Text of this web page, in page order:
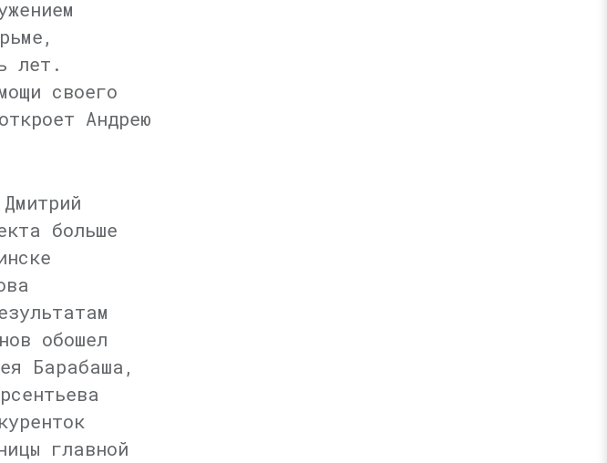
лет.
своего
Андрею
больше
обошел
Барабаша,
главной